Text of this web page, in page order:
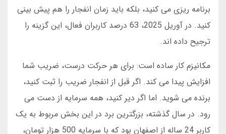
برنامه ریزی می کنید، بلکه باید زمان انفجار را هم پیش بینی
کنید. در آوریل 2025، 63 درصد کاربران فعال، این گزینه را
ترجیح داده اند.
مکانیزم کار ساده است: برای هر حرکت درست، ضریب شما
افزایش پیدا می کند. اگر قبل از انفجار ضریب را ثبت کنید،
برنده می شوید. اما اگر دیر کنید، همه سرمایه از دست می
رود. در سال گذشته، بزرگترین برد در این بخش مربوط به یک
کاربر 24 ساله از اصفهان بود که با سرمایه 500 هزار تومان،